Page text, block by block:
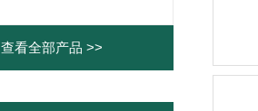
查看全部产品 >>